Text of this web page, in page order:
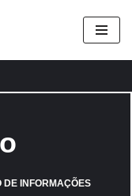
DE INFORMAÇÕES